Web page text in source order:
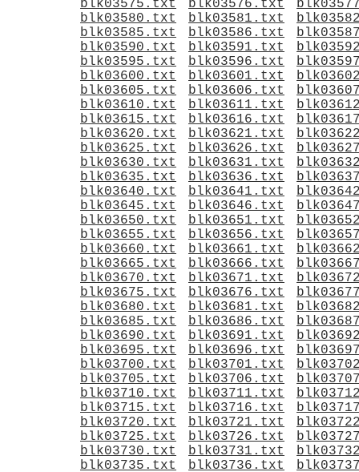
blk03575.txt
blk03576.txt
blk03580.txt
blk03581.txt
blk03585.txt
blk03586.txt
blk03590.txt
blk03591.txt
blk03595.txt
blk03596.txt
blk03600.txt
blk03601.txt
blk03605.txt
blk03606.txt
blk03610.txt
blk03611.txt
blk03615.txt
blk03616.txt
blk03620.txt
blk03621.txt
blk03625.txt
blk03626.txt
blk03630.txt
blk03631.txt
blk03635.txt
blk03636.txt
blk03640.txt
blk03641.txt
blk03645.txt
blk03646.txt
blk03650.txt
blk03651.txt
blk03655.txt
blk03656.txt
blk03660.txt
blk03661.txt
blk03665.txt
blk03666.txt
blk03670.txt
blk03671.txt
blk03675.txt
blk03676.txt
blk03680.txt
blk03681.txt
blk03685.txt
blk03686.txt
blk03690.txt
blk03691.txt
blk03695.txt
blk03696.txt
blk03700.txt
blk03701.txt
blk03705.txt
blk03706.txt
blk03710.txt
blk03711.txt
blk03715.txt
blk03716.txt
blk03720.txt
blk03721.txt
blk03725.txt
blk03726.txt
blk03730.txt
blk03731.txt
blk03735.txt
blk03736.txt